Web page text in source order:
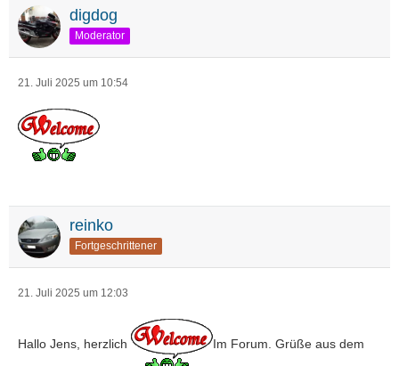
digdog
Moderator
21. Juli 2025 um 10:54
reinko
Fortgeschrittener
21. Juli 2025 um 12:03
Hallo Jens, herzlich Im Forum. Grüße aus dem